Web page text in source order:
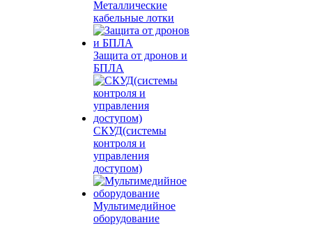
Металлические
кабельные лотки
Защита от дронов и
БПЛА
СКУД(системы
контроля и
управления
доступом)
Мультимедийное
оборудование